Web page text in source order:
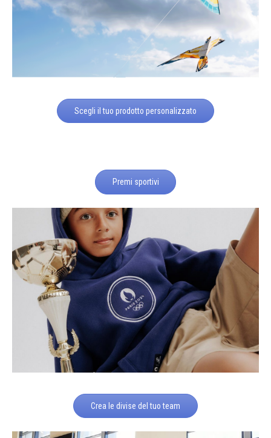
Scegli il tuo prodotto personalizzato
Premi sportivi
Crea le divise del tuo team